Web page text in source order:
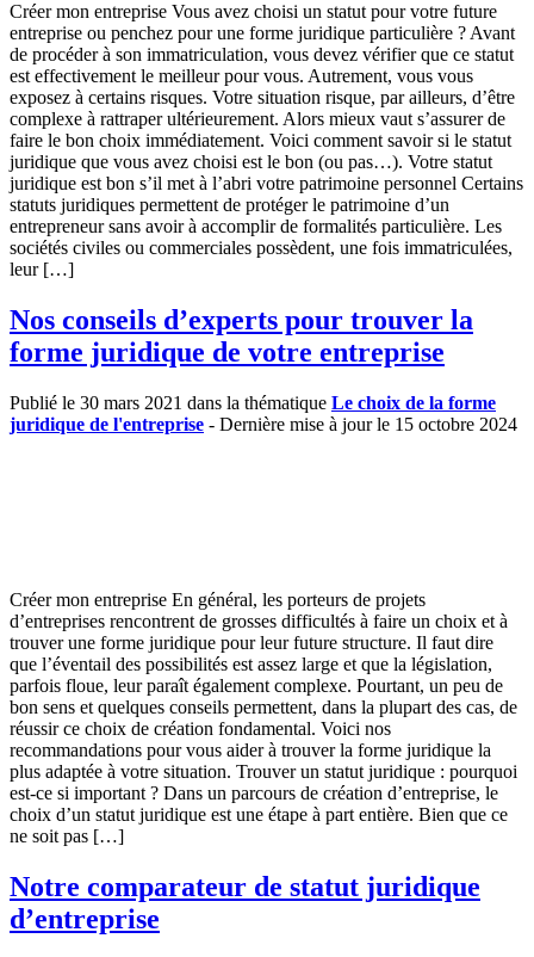
Créer mon entreprise Vous avez choisi un statut pour votre future
entreprise ou penchez pour une forme juridique particulière ? Avant
de procéder à son immatriculation, vous devez vérifier que ce statut
est effectivement le meilleur pour vous. Autrement, vous vous
exposez à certains risques. Votre situation risque, par ailleurs, d’être
complexe à rattraper ultérieurement. Alors mieux vaut s’assurer de
faire le bon choix immédiatement. Voici comment savoir si le statut
juridique que vous avez choisi est le bon (ou pas…). Votre statut
juridique est bon s’il met à l’abri votre patrimoine personnel Certains
statuts juridiques permettent de protéger le patrimoine d’un
entrepreneur sans avoir à accomplir de formalités particulière. Les
sociétés civiles ou commerciales possèdent, une fois immatriculées,
leur […]
Nos conseils d’experts pour trouver la
forme juridique de votre entreprise
Publié le 30 mars 2021 dans la thématique Le choix de la forme
juridique de l'entreprise - Dernière mise à jour le 15 octobre 2024
Créer mon entreprise En général, les porteurs de projets
d’entreprises rencontrent de grosses difficultés à faire un choix et à
trouver une forme juridique pour leur future structure. Il faut dire
que l’éventail des possibilités est assez large et que la législation,
parfois floue, leur paraît également complexe. Pourtant, un peu de
bon sens et quelques conseils permettent, dans la plupart des cas, de
réussir ce choix de création fondamental. Voici nos
recommandations pour vous aider à trouver la forme juridique la
plus adaptée à votre situation. Trouver un statut juridique : pourquoi
est-ce si important ? Dans un parcours de création d’entreprise, le
choix d’un statut juridique est une étape à part entière. Bien que ce
ne soit pas […]
Notre comparateur de statut juridique
d’entreprise